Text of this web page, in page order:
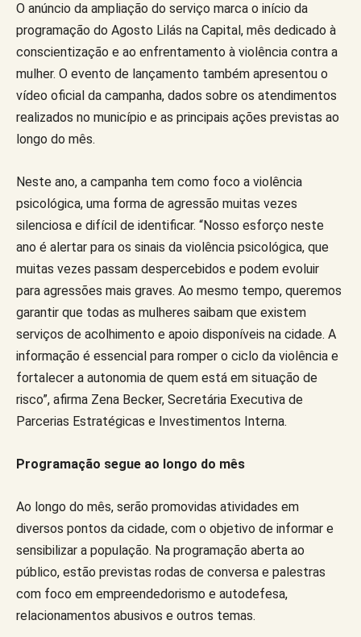
O anúncio da ampliação do serviço marca o início da
programação do Agosto Lilás na Capital, mês dedicado à
conscientização e ao enfrentamento à violência contra a
mulher. O evento de lançamento também apresentou o
vídeo oficial da campanha, dados sobre os atendimentos
realizados no município e as principais ações previstas ao
longo do mês.
Neste ano, a campanha tem como foco a violência
psicológica, uma forma de agressão muitas vezes
silenciosa e difícil de identificar. “Nosso esforço neste
ano é alertar para os sinais da violência psicológica, que
muitas vezes passam despercebidos e podem evoluir
para agressões mais graves. Ao mesmo tempo, queremos
garantir que todas as mulheres saibam que existem
serviços de acolhimento e apoio disponíveis na cidade. A
informação é essencial para romper o ciclo da violência e
fortalecer a autonomia de quem está em situação de
risco”, afirma Zena Becker, Secretária Executiva de
Parcerias Estratégicas e Investimentos Interna.
Programação segue ao longo do mês
Ao longo do mês, serão promovidas atividades em
diversos pontos da cidade, com o objetivo de informar e
sensibilizar a população. Na programação aberta ao
público, estão previstas rodas de conversa e palestras
com foco em empreendedorismo e autodefesa,
relacionamentos abusivos e outros temas.